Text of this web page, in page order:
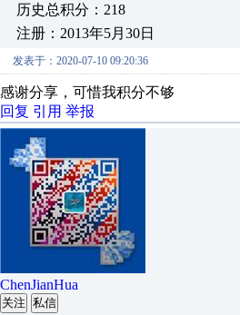
历史总积分：218
注册：2013年5月30日
发表于：2020-07-10 09:20:36
感谢分享，可惜我积分不够
回复 引用 举报
ChenJianHua
关注 私信